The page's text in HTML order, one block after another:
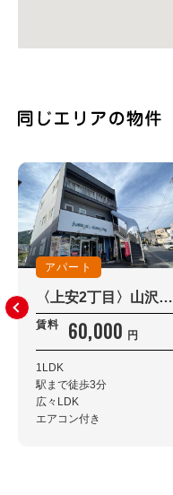
アパート
〈上安2丁目〉山沢ビル 301
賃料 60,000 円
1LDK
駅まで徒歩3分
広々LDK
エアコン付き